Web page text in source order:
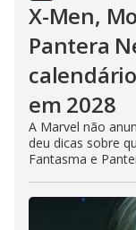
X-Men,
Pantera
em 2028
A Marvel não
deu dicas sobre
Fantasma e